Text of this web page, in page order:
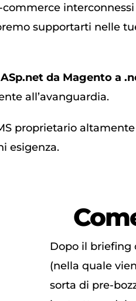
interconnessi
supportarti nelle
da Magento a
all’avanguardia.
proprietario altamente
esigenza.
Dopo il briefing
(nella quale
sorta di pre-